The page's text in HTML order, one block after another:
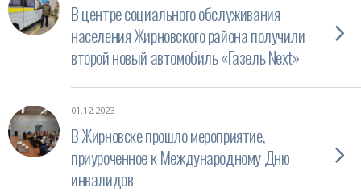
В центре социального обслуживания
населения Жирновского района получили
второй новый автомобиль «Газель Next»
01.12.2023
В Жирновске прошло мероприятие,
приуроченное к Международному Дню
инвалидов